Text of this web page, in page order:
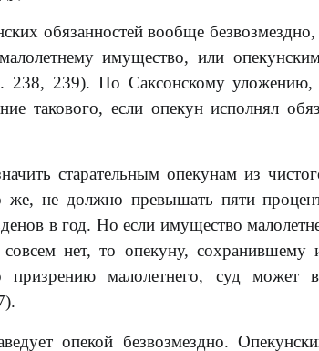
обязанностей вообще
имущество, или
239). По Саксонскому уложению,
такового, если опекун исполнял
старательным опекунам из
же, не должно превышать пяти
в год. Но если имущество
нет, то опекуну, сохранившему
призрению малолетнего, суд может
опекой безвозмездно.